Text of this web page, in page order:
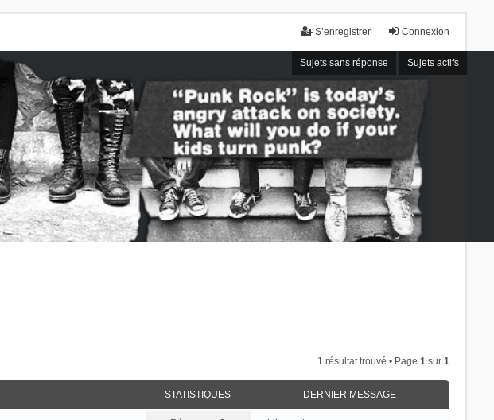
Connexion
S’enregistrer
Sujets sans réponse Sujets actifs
1 résultat trouvé • Page1 sur1
STATISTIQUES DERNIER MESSAGE